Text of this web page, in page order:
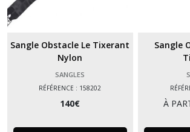
Sangle Obstacle Le Tixerant
Nylon
SANGLES
RÉFÉRENCE : 158202
140€
Sangle
À